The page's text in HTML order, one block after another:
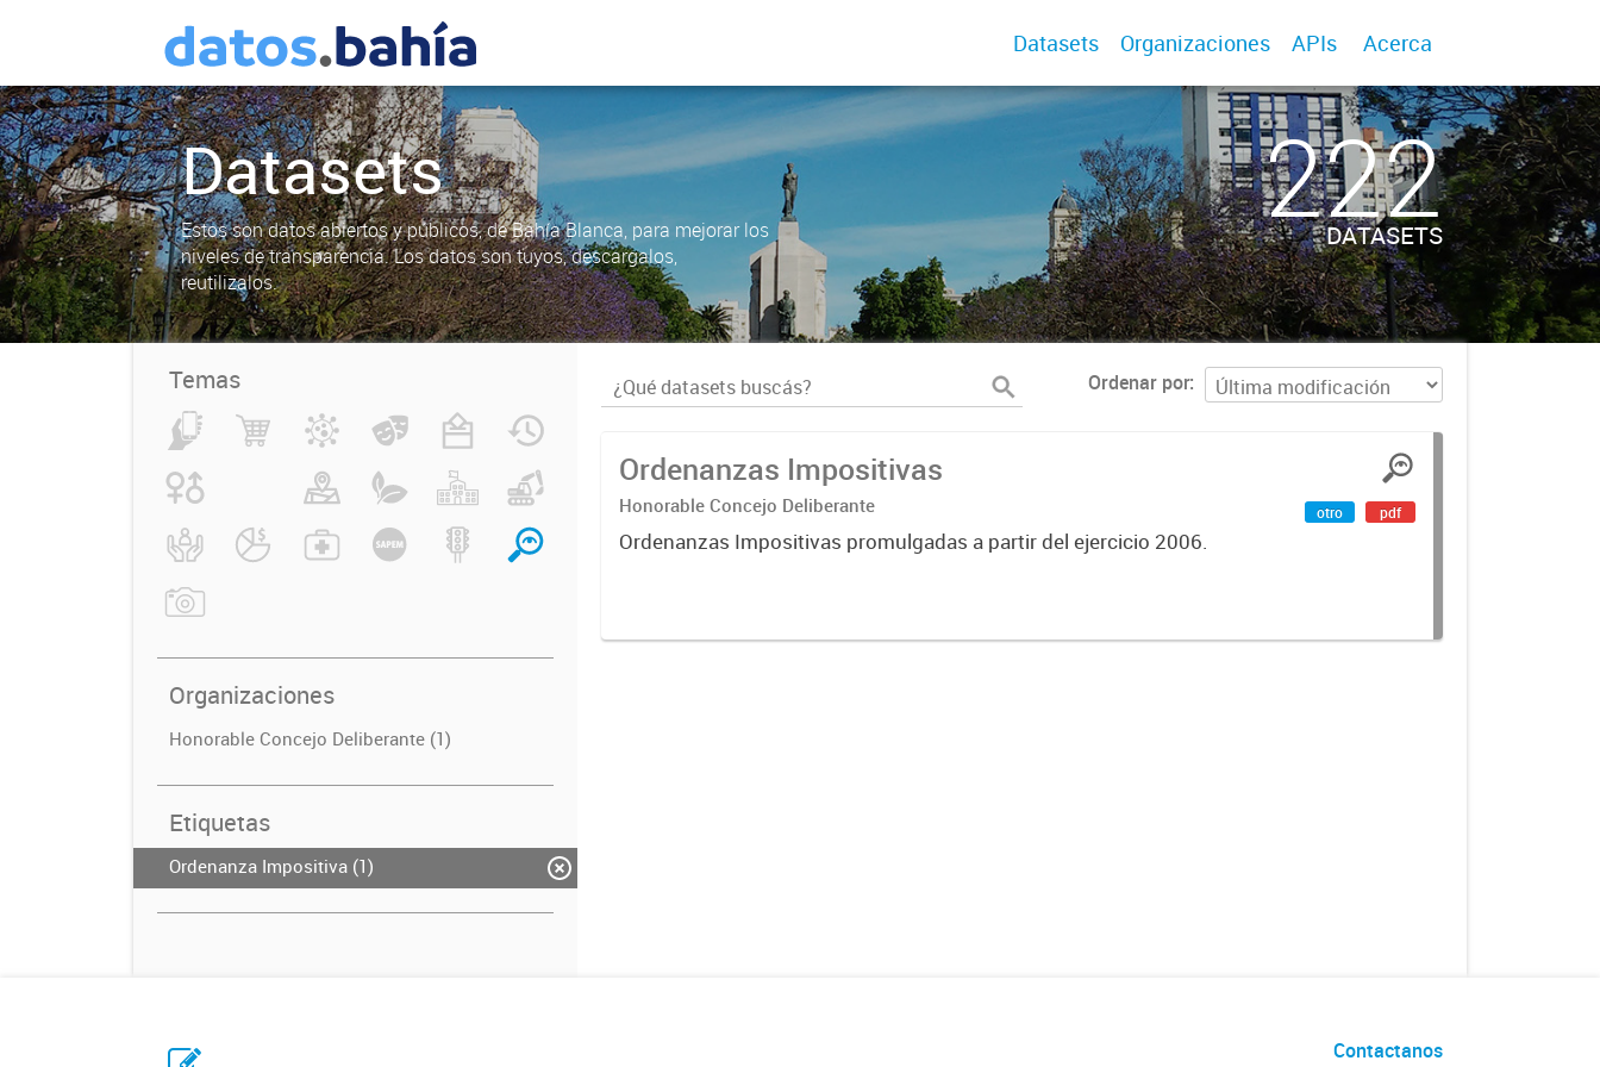
Datasets Organizaciones APIs Acerca
Datasets
Estos son datos abiertos y públicos, de Bahía Blanca, para mejorar los
niveles de transparencia. Los datos son tuyos, descargalos,
reutilizalos.
222
DATASETS
Temas
Organizaciones
Honorable Concejo Deliberante (1)
Etiquetas
Ordenanza Impositiva (1)
Ordenar por
Ordenanzas Impositivas
Honorable Concejo Deliberante
Ordenanzas Impositivas promulgadas a partir del ejercicio 2006.
otro pdf
Contactanos